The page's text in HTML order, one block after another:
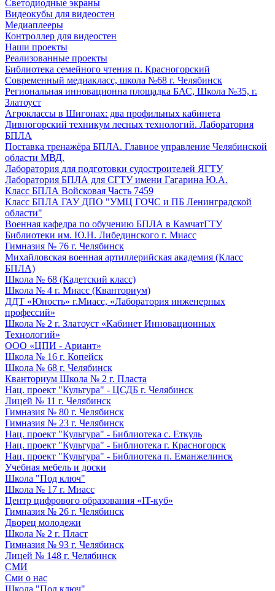
Светодиодные экраны
Видеокубы для видеостен
Медиаплееры
Контроллер для видеостен
Наши проекты
Реализованные проекты
Библиотека семейного чтения п. Красногорский
Современный медиакласс, школа №68 г. Челябинск
Региональная инновационна площадка БАС, Школа №35, г.
Златоуст
Агроклассы в Шигонах: два профильных кабинета
Дивногорский техникум лесных технологий. Лаборатория
БПЛА
Поставка тренажёра БПЛА. Главное управление Челябинской
области МВД.
Лаборатория для подготовки судостроителей ЯГТУ
Лаборатория БПЛА для СГТУ имени Гагарина Ю.А.
Класс БПЛА Войсковая Часть 7459
Класс БПЛА ГАУ ДПО "УМЦ ГОЧС и ПБ Ленинградской
области"
Военная кафедра по обучению БПЛА в КамчатГТУ
Библиотеки им. Ю.Н. Либединского г. Миасс
Гимназия № 76 г. Челябинск
Михайловская военная артиллерийская академия (Класс
БПЛА)
Школа № 68 (Кадетский класс)
Школа № 4 г. Миасс (Кванториум)
ДДТ «Юность» г.Миасс, «Лаборатория инженерных
профессий»
Школа № 2 г. Златоуст «Кабинет Инновационных
Технологий»
ООО «ЦПИ - Ариант»
Школа № 16 г. Копейск
Школа № 68 г. Челябинск
Кванториум Школа № 2 г. Пласта
Нац. проект "Культура" - ЦСДБ г. Челябинск
Лицей № 11 г. Челябинск
Гимназия № 80 г. Челябинск
Гимназия № 23 г. Челябинск
Нац. проект "Культура" - Библиотека с. Еткуль
Нац. проект "Культура" - Библиотека г. Красногорск
Нац. проект "Культура" - Библиотека п. Еманжелинск
Учебная мебель и доски
Школа "Под ключ"
Школа № 17 г. Миасс
Центр цифрового образования «IT-куб»
Гимназия № 26 г. Челябинск
Дворец молодежи
Школа № 2 г. Пласт
Гимназия № 93 г. Челябинск
Лицей № 148 г. Челябинск
СМИ
Сми о нас
Школа "Под ключ"